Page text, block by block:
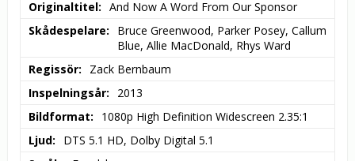
Originaltitel
And Now A Word From Our Sponsor
Skådespelare
Bruce Greenwood, Parker Posey, Callum
Blue, Allie MacDonald, Rhys Ward
Regissör
Zack Bernbaum
Inspelningsår
2013
Bildformat
1080p High Definition Widescreen 2.35:1
Ljud
DTS 5.1 HD, Dolby Digital 5.1